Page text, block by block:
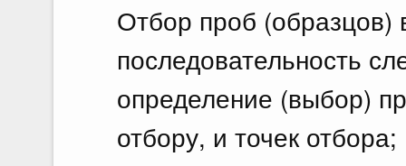
Отбор проб (образцов)
последовательность
определение (выбор)
отбору, и точек отбора;